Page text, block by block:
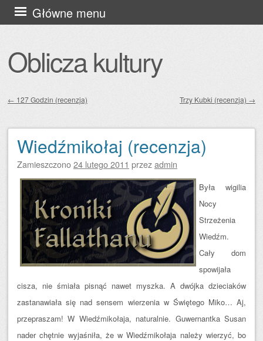
Oblicza kultury
Główne menu
Przejdź
do
← 127 Godzin (recenzja) Trzy Kubki (recenzja) →
Wiedźmikołaj (recenzja)
Zamieszczono24 lutego 2011 przezadmin
Była wigilia
Nocy
Strzeżenia
Wiedźm.
Cały dom
spowijała
cisza, nie śmiała pisnąć nawet myszka. A dwójka dzieciaków
zastanawiała się nad sensem wierzenia w Świętego Miko… Aj,
przepraszam! W Wiedźmikołaja, naturalnie. Guwernantka Susan
nader chętnie wyjaśniła, że w Wiedźmikołaja należy wierzyć, bo